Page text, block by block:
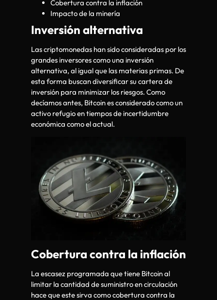
Cobertura contra la inflación
Impacto de la minería
Inversión alternativa
Las criptomonedas han sido consideradas por los
grandes inversores como una inversión
alternativa, al igual que las materias primas. De
esta forma buscan diversificar su cartera de
inversión para minimizar los riesgos. Como
decíamos antes, Bitcoin es considerado como un
activo refugio en tiempos de incertidumbre
económica como el actual.
Cobertura contra la inflación
La escasez programada que tiene Bitcoin al
limitar la cantidad de suministro en circulación
hace que este sirva como cobertura contra la